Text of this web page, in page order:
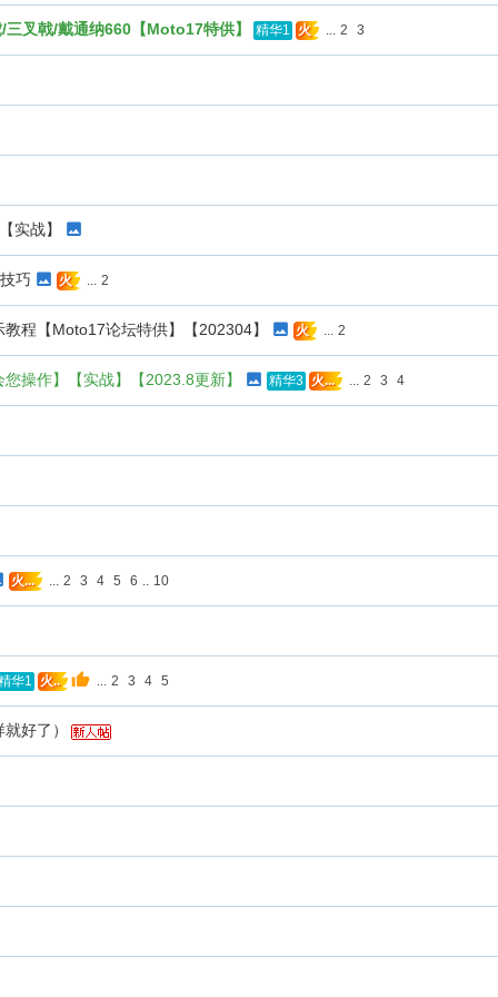
叉戟/戴通纳660【Moto17特供】 精华1 火 ... 2 3
实战】
巧 火 ... 2
程【Moto17论坛特供】【202304】 火 ... 2
操作】【实战】【2023.8更新】 精华3 火... ... 2 3 4
火... ... 2 3 4 5 6 .. 10
华1 火.. ... 2 3 4 5
好了）